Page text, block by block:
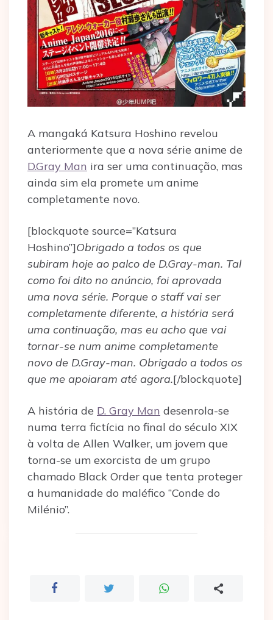
A mangaká Katsura Hoshino revelou
anteriormente que a nova série anime de
D.Gray Man ira ser uma continuação, mas
ainda sim ela promete um anime
completamente novo.
[blockquote source=”Katsura
Hoshino”]Obrigado a todos os que
subiram hoje ao palco de D.Gray-man. Tal
como foi dito no anúncio, foi aprovada
uma nova série. Porque o staff vai ser
completamente diferente, a história será
uma continuação, mas eu acho que vai
tornar-se num anime completamente
novo de D.Gray-man. Obrigado a todos os
que me apoiaram até agora.[/blockquote]
A história de D. Gray Man desenrola-se
numa terra fictícia no final do século XIX
à volta de Allen Walker, um jovem que
torna-se um exorcista de um grupo
chamado Black Order que tenta proteger
a humanidade do maléfico “Conde do
Milénio”.